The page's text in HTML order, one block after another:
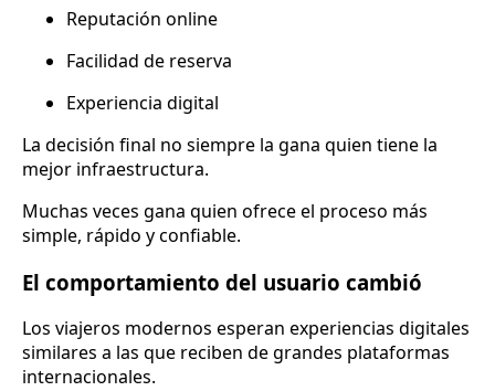
Reputación online
Facilidad de reserva
Experiencia digital
La decisión final no siempre la gana quien tiene la
mejor infraestructura.
Muchas veces gana quien ofrece el proceso más
simple, rápido y confiable.
El comportamiento del usuario cambió
Los viajeros modernos esperan experiencias digitales
similares a las que reciben de grandes plataformas
internacionales.